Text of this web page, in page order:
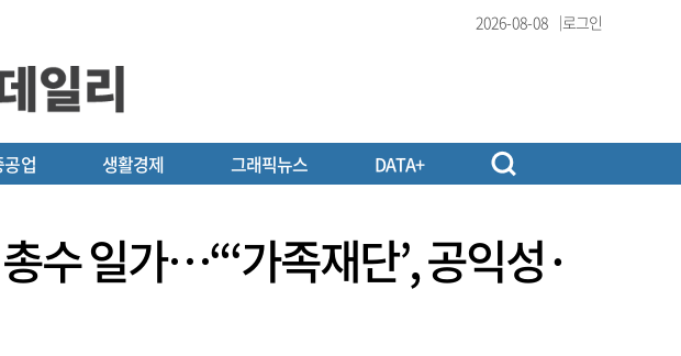
2026-08-08 로그인
업 생활경제 그래픽뉴스 DATA+
수 일가…“‘가족재단’, 공익성·